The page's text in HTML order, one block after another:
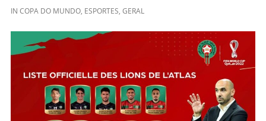
IN COPA DO MUNDO, ESPORTES, GERAL